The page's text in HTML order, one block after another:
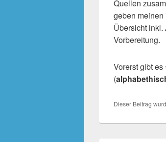
Quellen
geben
Übersicht
Vorbereitung.
Vorerst gibt
(
Dieser Beitrag